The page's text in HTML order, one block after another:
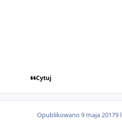
Cytuj
Opublikowano9 maja 20179 l